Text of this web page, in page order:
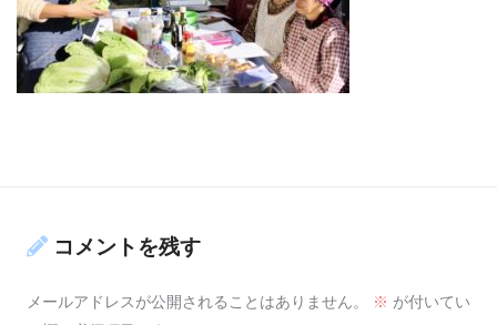
コメントを残す
メールアドレスが公開されることはありません。 ※ が付いてい